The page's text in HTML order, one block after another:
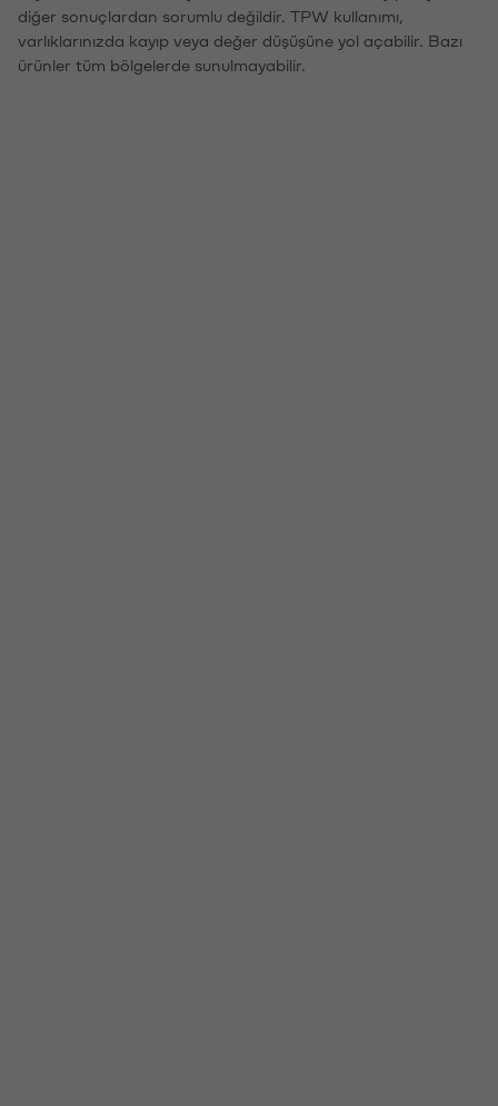
diğer sonuçlardan sorumlu değildir. TPW kullanımı,
varlıklarınızda kayıp veya değer düşüşüne yol açabilir. Bazı
ürünler tüm bölgelerde sunulmayabilir.